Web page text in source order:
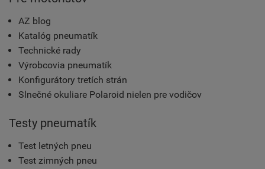
AZ blog
Katalóg pneumatík
Technické rady
Výrobcovia pneumatík
Konfigurátory tretích strán
Slnečné okuliare Polaroid nielen pre vodičov
Testy pneumatík
Test letných pneu
Test zimných pneu